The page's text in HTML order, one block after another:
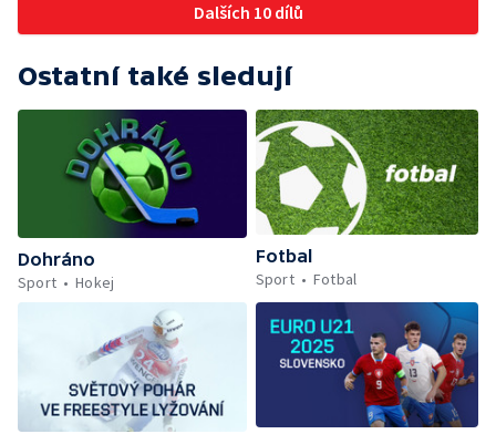
Dalších 10 dílů
Ostatní také sledují
Dohráno
Sport
Hokej
Fotbal
Sport
Fotbal